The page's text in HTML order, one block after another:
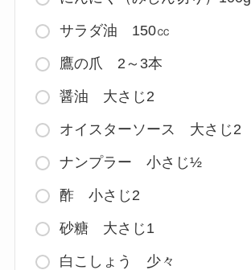
サラダ油 150㏄
鷹の爪 2～3本
醤油 大さじ2
オイスターソース 大さじ2
ナンプラー 小さじ½
酢 小さじ2
砂糖 大さじ1
白こしょう 少々